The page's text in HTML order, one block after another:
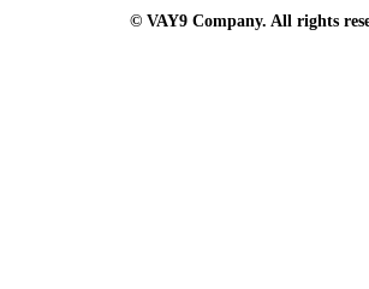
© VAY9 Company. All rights